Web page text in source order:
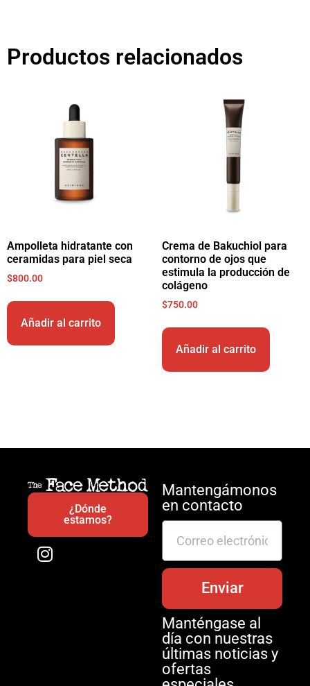
Productos relacionados
Ampolleta hidratante con
ceramidas para piel seca
$800.00
Añadir al carrito
Crema de Bakuchiol para
contorno de ojos que
estimula la producción de
colágeno
$750.00
Añadir al carrito
¿Dónde
estamos?
Mantengámonos
en contacto
Enviar
Manténgase al
día con nuestras
últimas noticias y
ofertas